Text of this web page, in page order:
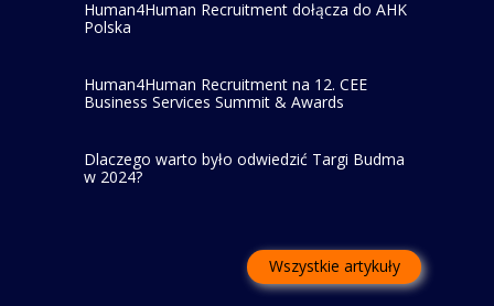
Human4Human Recruitment dołącza do AHK
Polska
Human4Human Recruitment na 12. CEE
Business Services Summit & Awards
Dlaczego warto było odwiedzić Targi Budma
w 2024?
Wszystkie artykuły